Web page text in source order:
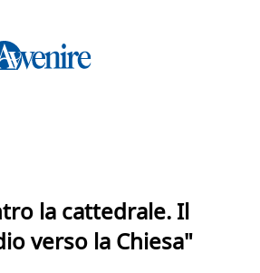
la cattedrale. Il
verso la Chiesa"